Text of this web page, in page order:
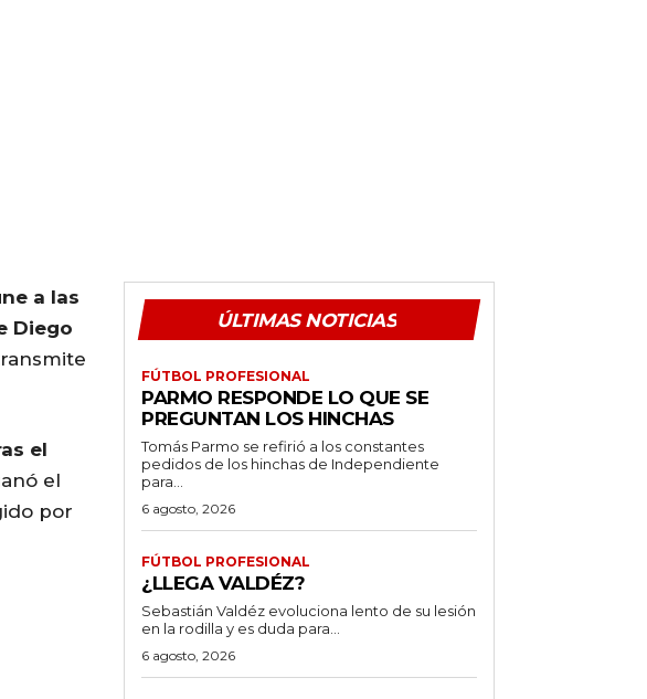
a las
Diego
el
el
por
ÚLTIMAS NOTICIAS
FÚTBOL PROFESIONAL
PARMO RESPONDE LO QUE SE
PREGUNTAN LOS HINCHAS
Tomás Parmo se refirió a los constantes
pedidos de los hinchas de Independiente
para...
6 agosto, 2026
FÚTBOL PROFESIONAL
¿LLEGA VALDÉZ?
Sebastián Valdéz evoluciona lento de su lesión
en la rodilla y es duda para...
6 agosto, 2026